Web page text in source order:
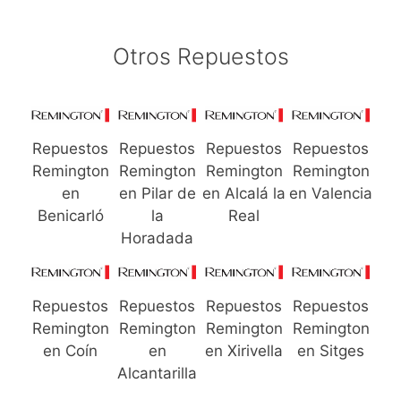
Otros Repuestos
Repuestos
Remington
en
Benicarló
Repuestos
Remington
en Pilar de
la
Horadada
Repuestos
Remington
en Alcalá la
Real
Repuestos
Remington
en Valencia
Repuestos
Remington
en Coín
Repuestos
Remington
en
Alcantarilla
Repuestos
Remington
en Xirivella
Repuestos
Remington
en Sitges